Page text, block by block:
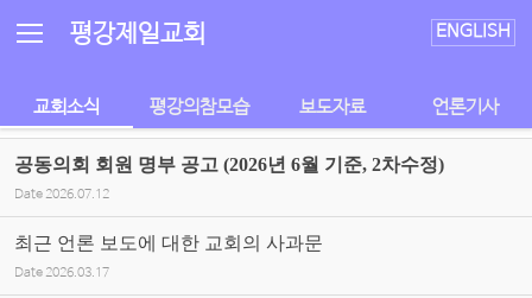
평강제일교회 ENGLISH
교회소식 평강의참모습 보도자료 언론기사
공동의회 회원 명부 공고 (2026년 6월 기준, 2차수정)
Date 2026.07.12
최근 언론 보도에 대한 교회의 사과문
Date 2026.03.17